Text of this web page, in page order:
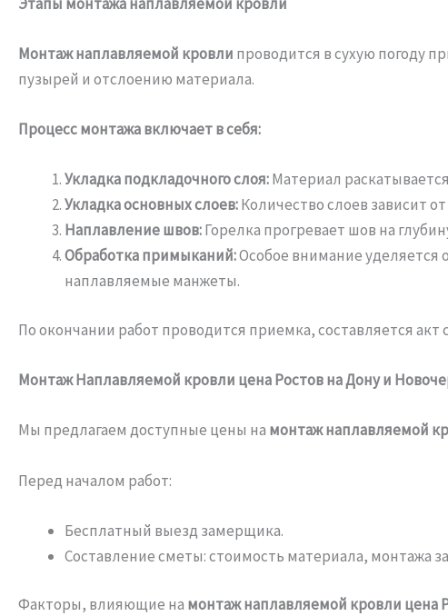
Монтаж наплавляемой кровли проводится в сухую погоду
пузырей и отслоению материала.
Процесс монтажа включает в себя:
Укладка подкладочного слоя:Материал
Укладка основных слоев:Количество слоев зависит
Наплавление швов:Горелка прогревает шов на
Обработка примыканий:Особое внимание уделяется
наплавляемые манжеты.
По окончании работ проводится приемка, составляется
Монтаж Наплавляемой кровли цена Ростов на Дону и
Мы предлагаем доступные цены на монтаж наплавляемой
Перед началом работ:
Бесплатный выезд замерщика.
Составление сметы: стоимость материала, монтажа
Факторы, влияющие на монтаж наплавляемой кровли цена